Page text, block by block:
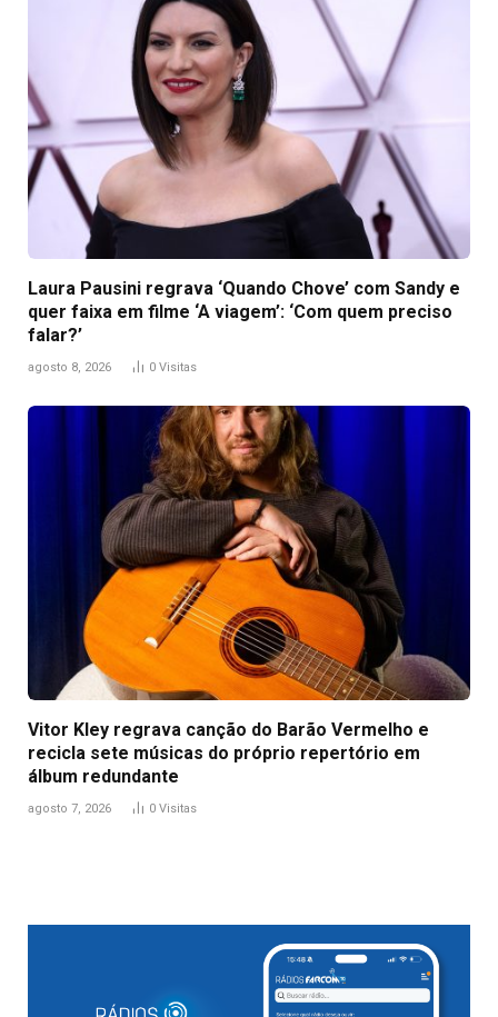
Laura Pausini regrava ‘Quando Chove’ com Sandy e
quer faixa em filme ‘A viagem’: ‘Com quem preciso
falar?’
agosto 8, 2026 0 Visitas
Vitor Kley regrava canção do Barão Vermelho e
recicla sete músicas do próprio repertório em
álbum redundante
agosto 7, 2026 0 Visitas